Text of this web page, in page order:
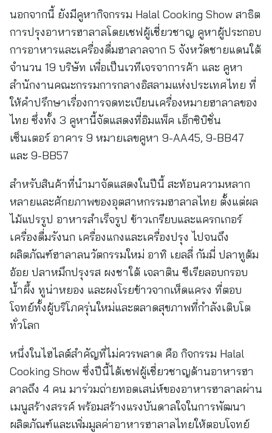
นอกจากนี้ ยังมีคูหากิจกรรม Halal Cooking Show สาธิต
การปรุงอาหารฮาลาลโดยเชฟผู้เชี่ยวชาญ คูหาผู้ประกอบ
การอาหารและเครื่องดื่มฮาลาลจาก 5 จังหวัดชายแดนใต้
จำนวน 19 บริษัท เพื่อเป็นเวทีเจรจาการค้า และ คูหา
สำนักงานคณะกรรมการกลางอิสลามแห่งประเทศไทย ที่
ให้คำปรึกษาเรื่องการจดทะเบียนเครื่องหมายฮาลาลของ
ไทย ซึ่งทั้ง 3 คูหานี้จัดแสดงที่อิมแพ็ค เอ็กซิบิชั่น
เซ็นเตอร์ อาคาร 9 หมายเลขคูหา 9-AA45, 9-BB47
และ 9-BB57
สำหรับสินค้าที่นำมาจัดแสดงในปีนี้ สะท้อนความหลาก
หลายและศักยภาพของอุตสาหกรรมฮาลาลไทย ตั้งแต่ผล
ไม้แปรรูป อาหารสำเร็จรูป ข้าวเกรียบและแครกเกอร์
เครื่องดื่มรังนก เครื่องแกงและเครื่องปรุง ไปจนถึง
ผลิตภัณฑ์ฮาลาลนวัตกรรมใหม่ อาทิ เยลลี่ กัมมี่ ปลาทูต้ม
อ้อย ปลาหมึกปรุงรส ผงชาใต้ เจลาติน ซีเรียลอบกรอบ
น้ำผึ้ง ทูน่าหยอง และผงโรยข้าวจากเห็ดแครง ที่ตอบ
โจทย์ทั้งผู้บริโภครุ่นใหม่และตลาดสุขภาพที่กำลังเติบโต
ทั่วโลก
หนึ่งในไฮไลต์สำคัญที่ไม่ควรพลาด คือ กิจกรรม Halal
Cooking Show ซึ่งปีนี้ได้เชฟผู้เชี่ยวชาญด้านอาหารฮา
ลาลถึง 4 คน มาร่วมถ่ายทอดเสน่ห์ของอาหารฮาลาลผ่าน
เมนูสร้างสรรค์ พร้อมสร้างแรงบันดาลใจในการพัฒนา
ผลิตภัณฑ์และเพิ่มมูลค่าอาหารฮาลาลไทยให้ตอบโจทย์